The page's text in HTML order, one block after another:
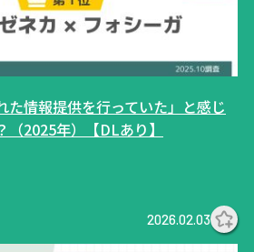
た情報提供を行っていた」と感じ
（2025年）【DLあり】
2026.02.03